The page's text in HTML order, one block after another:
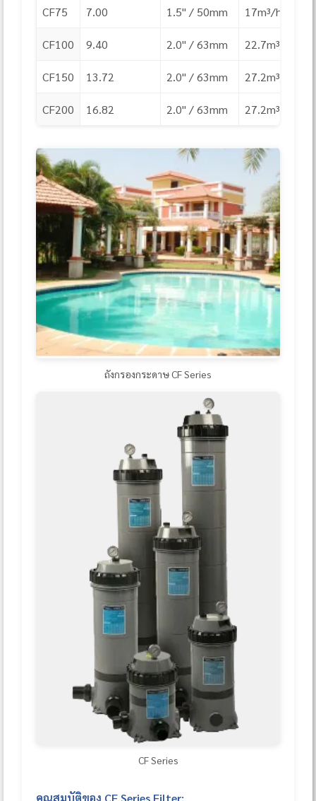
CF75 7.00 1.5" / 50mm 17m³/h
CF100 9.40 2.0" / 63mm 22.7m³/h
CF150 13.72 2.0" / 63mm 27.2m³/h
CF200 16.82 2.0" / 63mm 27.2m³/h
ถังกรองกระดาษ CF Series
CF Series